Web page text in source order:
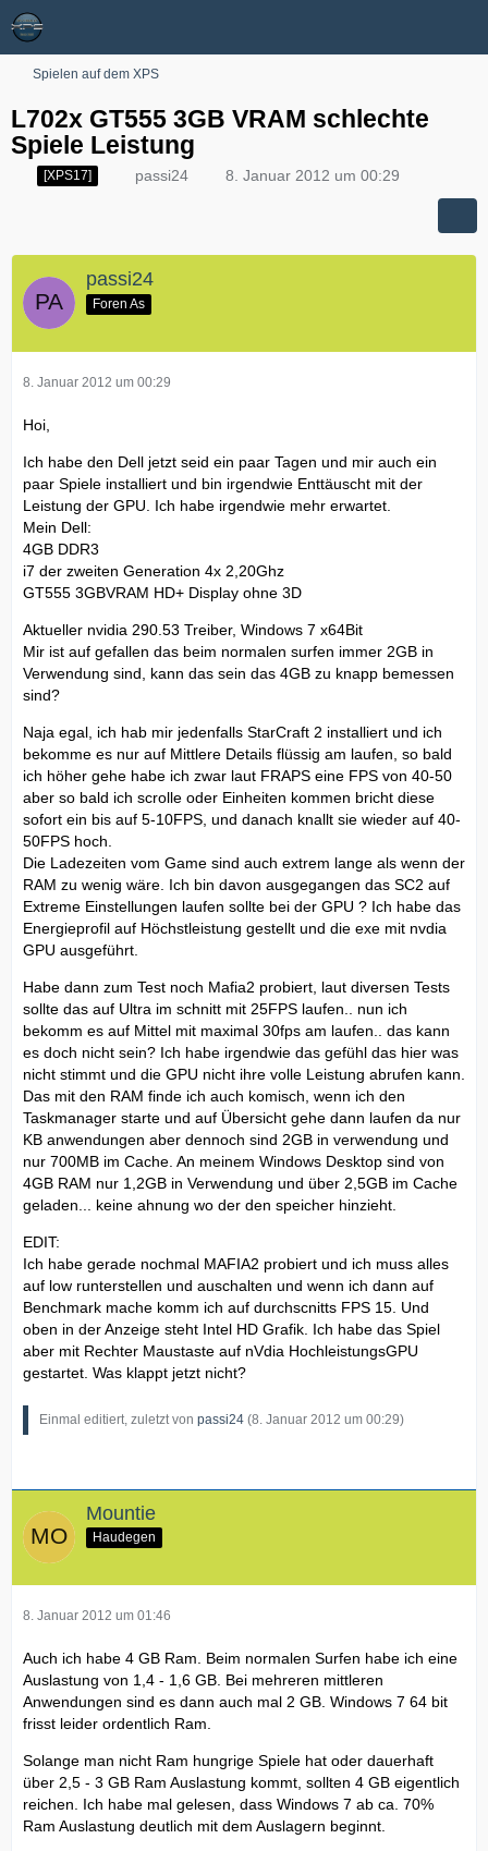
Spielen auf dem XPS
L702x GT555 3GB VRAM schlechte
Spiele Leistung
[XPS17] passi24 8. Januar 2012 um 00:29
passi24
Foren As
8. Januar 2012 um 00:29
Hoi,
Ich habe den Dell jetzt seid ein paar Tagen und mir auch ein
paar Spiele installiert und bin irgendwie Enttäuscht mit der
Leistung der GPU. Ich habe irgendwie mehr erwartet.
Mein Dell:
4GB DDR3
i7 der zweiten Generation 4x 2,20Ghz
GT555 3GBVRAM HD+ Display ohne 3D
Aktueller nvidia 290.53 Treiber, Windows 7 x64Bit
Mir ist auf gefallen das beim normalen surfen immer 2GB in
Verwendung sind, kann das sein das 4GB zu knapp bemessen
sind?
Naja egal, ich hab mir jedenfalls StarCraft 2 installiert und ich
bekomme es nur auf Mittlere Details flüssig am laufen, so bald
ich höher gehe habe ich zwar laut FRAPS eine FPS von 40-50
aber so bald ich scrolle oder Einheiten kommen bricht diese
sofort ein bis auf 5-10FPS, und danach knallt sie wieder auf 40-
50FPS hoch.
Die Ladezeiten vom Game sind auch extrem lange als wenn der
RAM zu wenig wäre. Ich bin davon ausgegangen das SC2 auf
Extreme Einstellungen laufen sollte bei der GPU ? Ich habe das
Energieprofil auf Höchstleistung gestellt und die exe mit nvdia
GPU ausgeführt.
Habe dann zum Test noch Mafia2 probiert, laut diversen Tests
sollte das auf Ultra im schnitt mit 25FPS laufen.. nun ich
bekomm es auf Mittel mit maximal 30fps am laufen.. das kann
es doch nicht sein? Ich habe irgendwie das gefühl das hier was
nicht stimmt und die GPU nicht ihre volle Leistung abrufen kann.
Das mit den RAM finde ich auch komisch, wenn ich den
Taskmanager starte und auf Übersicht gehe dann laufen da nur
KB anwendungen aber dennoch sind 2GB in verwendung und
nur 700MB im Cache. An meinem Windows Desktop sind von
4GB RAM nur 1,2GB in Verwendung und über 2,5GB im Cache
geladen... keine ahnung wo der den speicher hinzieht.
EDIT:
Ich habe gerade nochmal MAFIA2 probiert und ich muss alles
auf low runterstellen und auschalten und wenn ich dann auf
Benchmark mache komm ich auf durchscnitts FPS 15. Und
oben in der Anzeige steht Intel HD Grafik. Ich habe das Spiel
aber mit Rechter Maustaste auf nVdia HochleistungsGPU
gestartet. Was klappt jetzt nicht?
Einmal editiert, zuletzt von passi24 (8. Januar 2012 um 00:29)
Mountie
Haudegen
8. Januar 2012 um 01:46
Auch ich habe 4 GB Ram. Beim normalen Surfen habe ich eine
Auslastung von 1,4 - 1,6 GB. Bei mehreren mittleren
Anwendungen sind es dann auch mal 2 GB. Windows 7 64 bit
frisst leider ordentlich Ram.
Solange man nicht Ram hungrige Spiele hat oder dauerhaft
über 2,5 - 3 GB Ram Auslastung kommt, sollten 4 GB eigentlich
reichen. Ich habe mal gelesen, dass Windows 7 ab ca. 70%
Ram Auslastung deutlich mit dem Auslagern beginnt.